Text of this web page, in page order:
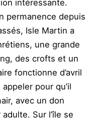
intéressante.
permanence depuis
Isle Martin a
une grande
des crofts et un
fonctionne d’avril
pour qu’il
avec un don
Sur l’île se